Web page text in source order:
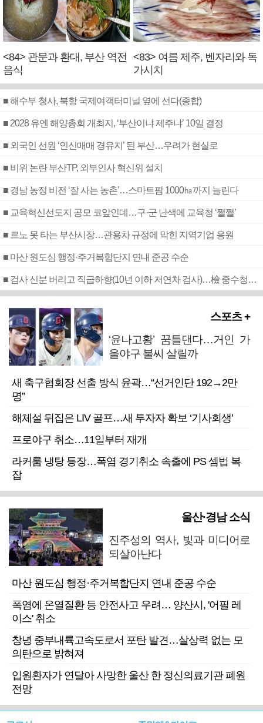
<84> 관문과 환대, 부산 역전
음식
<83> 여름 제주, 벤자리와 독
가시치
■ 해수부 청사, 북항 국제여객터미널 옆에 선다(종합)
■ 2028 유엔 해양총회 개최지, ‘부산이냐 제주냐’ 10일 결정
■ 외국인 선원 ‘인신매매 경유지’ 된 부산…우려가 현실로
■ 비위 논란 부산TP, 외부인사 혁신위 설치
■ 경남 농정 비전 ‘잘 사는 농촌’…스마트팜 1000㏊까지 늘린다
■ 교육혁신선도지 공모 코앞인데…구·군 난색에 교육청 ‘쩔쩔’
■ 르노 못 타는 부산시장…관용차 규정에 막힌 지역기업 응원
■ 마산 원도심 행정·주거복합단지 연내 준공 수순
■ 검사 신분 버리고 직급하향(10년 이하 저연차 검사)…檢 중수청행 기피
스포츠 +
‘윤나고황’ 꿈틀댄다…거인 가
을야구 불씨 살릴까
새 축구협회장 선출 방식 윤곽…“선거인단 192→2만
명”
해체설 뒤집은 LIV 골프…새 투자자 확보 ‘기사회생’
프로야구 취소…11일부터 재개
라커룸 냉탕 등장…폭염 경기취소 속출에 PS 셈법 복
잡
울산·경남 소식
진주성의 역사, 빛과 미디어로
되살아난다
마산 원도심 행정·주거복합단지 연내 준공 수순
폭염에 온열질환 등 안전사고 우려… 양산시, '어필 레
이스' 취소
창녕 중부내륙고속도로서 포탄 발견…살상력 없는 모
의탄으로 밝혀져
입원환자가 연달아 사망한 울산 한 정신의료기관 폐원
전망